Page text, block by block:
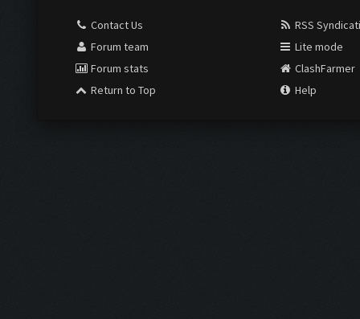
Contact Us
Forum team
Forum stats
Return to Top
RSS
Lite mode
ClashFarmer
Help